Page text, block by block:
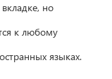
но
к любому
языках.